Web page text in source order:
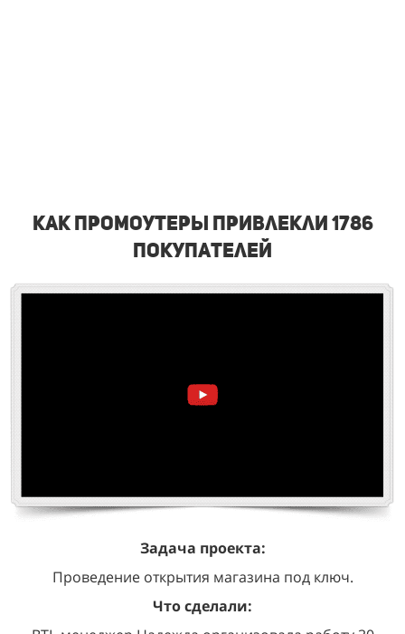
Как промоутеры привлекли 1786
покупателей
Задача проекта:
Проведение открытия магазина под ключ.
Что сделали: